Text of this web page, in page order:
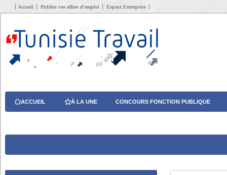
Accueil Publiez vos offres d’emploi Espace Entreprise
ACCUEIL À LA UNE CONCOURS FONCTION PUBLIQUE